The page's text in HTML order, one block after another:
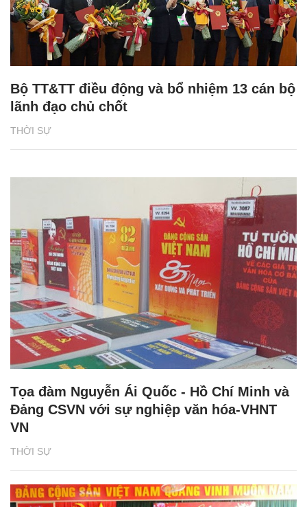
THỜI SỰ
Bộ TT&TT điều động và bổ nhiệm 13 cán bộ
lãnh đạo chủ chốt
THỜI SỰ
Tọa đàm Nguyễn Ái Quốc - Hồ Chí Minh và
Đảng CSVN với sự nghiệp văn hóa-VHNT
VN